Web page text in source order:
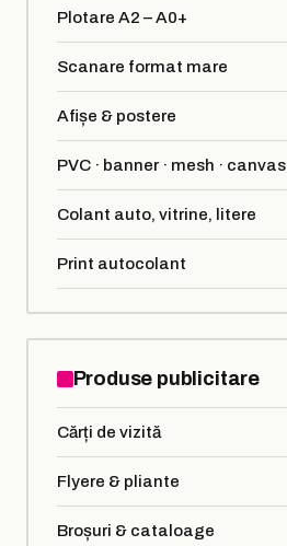
Plotare A2 – A0+
Scanare format mare
Afișe & postere
PVC · banner · mesh · canvas
Colant auto, vitrine, litere
Print autocolant
Produse publicitare
Cărți de vizită
Flyere & pliante
Broșuri & cataloage